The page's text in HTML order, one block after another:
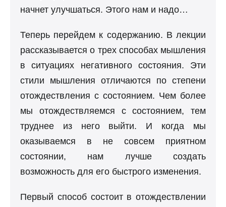
начнет улучшаться. Этого нам и надо…
Теперь перейдем к содержанию. В лекции
рассказывается о трех способах мышления
в ситуациях негативного состояния. Эти
стили мышления отличаются по степени
отождествления с состоянием. Чем более
мы отождествляемся с состоянием, тем
труднее из него выйти. И когда мы
оказываемся в не совсем приятном
состоянии, нам лучше создать
возможность для его быстрого изменения.
Первый способ состоит в отождествлении